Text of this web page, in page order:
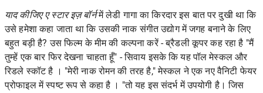
याद कीजिए ए स्टार इज़ बॉर्न में लेडी गागा का किरदार इस बात पर दुखी था कि
उसे हमेशा कहा जाता था कि उसकी नाक संगीत उद्योग में जगह बनाने के लिए
बहुत बड़ी है?उस फिल्म के मीम की कल्पना करें - ब्रैडली कूपर कह रहा है "मैं
तुम्हें एक बार फिर देखना चाहता हूँ" - सिवाय इसके कि यहपॉल मेस्कल और
रिडले स्कॉट है । "मेरी नाक रोमन की तरह है," मेस्कल ने एक नएवैनिटी फेयर
प्रोफाइलमें स्पष्ट रूप से कहा है । "तो यह इस संदर्भ में उपयोगी है। जिस